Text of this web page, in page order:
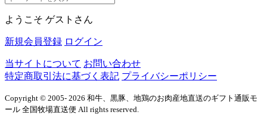
ようこそ ゲストさん
新規会員登録 ログイン
当サイトについて お問い合わせ
特定商取引法に基づく表記 プライバシーポリシー
Copyright © 2005- 2026 和牛、黒豚、地鶏のお肉産地直送のギフト通販モ
ール 全国牧場直送便 All rights reserved.